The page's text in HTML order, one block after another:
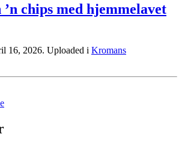
chips med hjemmelavet
16, 2026. Uploaded i Kromans